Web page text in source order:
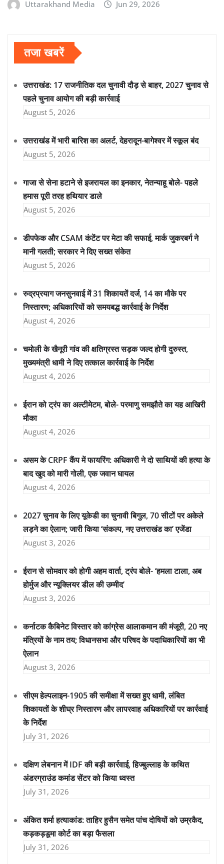
Uttarakhand Media Jun 29, 2026
तजा खबरें
उत्तराखंड: 17 राजनीतिक दल चुनावी दौड़ से बाहर, 2027 चुनाव से
पहले चुनाव आयोग की बड़ी कार्रवाई
August 5, 2026
उत्तराखंड में भारी बारिश का अलर्ट, देहरादून-बागेश्वर में स्कूल बंद
August 5, 2026
गाजा से सेना हटाने से इजरायल का इनकार, नेतन्याहू बोले- पहले
हमास पूरी तरह हथियार डाले
August 5, 2026
डीपफेक और CSAM कंटेंट पर मेटा की सफाई, मार्क जुकरबर्ग ने
मानी गलती; सरकार ने दिए सख्त संकेत
August 5, 2026
रुद्रप्रयाग जनसुनवाई में 31 शिकायतें दर्ज, 14 का मौके पर
निस्तारण; अधिकारियों को समयबद्ध कार्रवाई के निर्देश
August 4, 2026
चमोली के खैनूरी गांव की क्षतिग्रस्त सड़क जल्द होगी दुरुस्त,
मुख्यमंत्री धामी ने दिए तत्काल कार्रवाई के निर्देश
August 4, 2026
ईरान को ट्रंप का अल्टीमेटम, बोले- परमाणु समझौते का यह आखिरी
मौका
August 4, 2026
असम के CRPF कैंप में फायरिंग: अधिकारी ने दो साथियों की हत्या के
बाद खुद को मारी गोली, एक जवान घायल
August 4, 2026
2027 चुनाव के लिए यूकेडी का चुनावी बिगुल, 70 सीटों पर अकेले
लड़ने का ऐलान; जारी किया ‘संकल्प, नए उत्तराखंड का’ एजेंडा
August 3, 2026
ईरान से सोमवार को होगी अहम वार्ता, ट्रंप बोले- ‘हमला टाला, अब
होर्मुज और न्यूक्लियर डील की उम्मीद’
August 3, 2026
कर्नाटक कैबिनेट विस्तार को कांग्रेस आलाकमान की मंजूरी, 20 नए
मंत्रियों के नाम तय; विधानसभा और परिषद के पदाधिकारियों का भी
ऐलान
August 3, 2026
सीएम हेल्पलाइन-1905 की समीक्षा में सख्त हुए धामी, लंबित
शिकायतों के शीघ्र निस्तारण और लापरवाह अधिकारियों पर कार्रवाई
के निर्देश
July 31, 2026
दक्षिण लेबनान में IDF की बड़ी कार्रवाई, हिज्बुल्लाह के कथित
अंडरग्राउंड कमांड सेंटर को किया ध्वस्त
July 31, 2026
अंकित शर्मा हत्याकांड: ताहिर हुसैन समेत पांच दोषियों को उम्रकैद,
कड़कड़डूमा कोर्ट का बड़ा फैसला
July 31, 2026